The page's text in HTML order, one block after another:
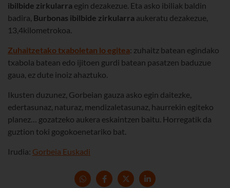
ibilbide zirkularra egin dezakezue. Eta asko ibiliak baldin
badira, Burbonas ibilbide zirkularra aukeratu dezakezue,
13,4kilometrokoa.
Zuhaitzetako txaboletan lo egitea: zuhaitz batean egindako
txabola batean edo ijitoen gurdi batean pasatzen baduzue
gaua, ez dute inoiz ahaztuko.
Ikusten duzunez, Gorbeian gauza asko egin daitezke,
edertasunaz, naturaz, mendizaletasunaz, haurrekin egiteko
planez… gozatzeko aukera eskaintzen baitu. Horregatik da
guztion toki gogokoenetariko bat.
Irudia: Gorbeia Euskadi